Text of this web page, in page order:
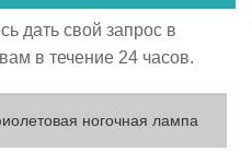
дать свой запрос в
в течение 24 часов.